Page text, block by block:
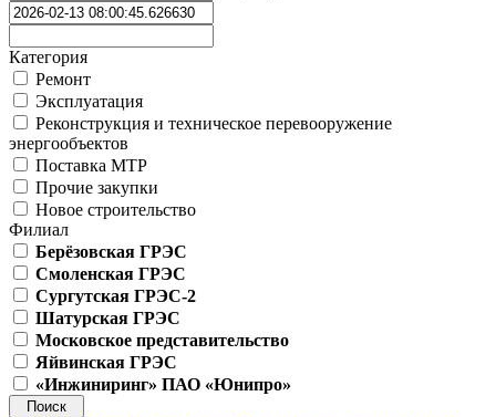
Категория
Ремонт
Эксплуатация
Реконструкция и техническое перевооружение
энергообъектов
Поставка МТР
Прочие закупки
Новое строительство
Филиал
Берёзовская ГРЭС
Смоленская ГРЭС
Сургутская ГРЭС-2
Шатурская ГРЭС
Московское представительство
Яйвинская ГРЭС
«Инжиниринг» ПАО «Юнипро»